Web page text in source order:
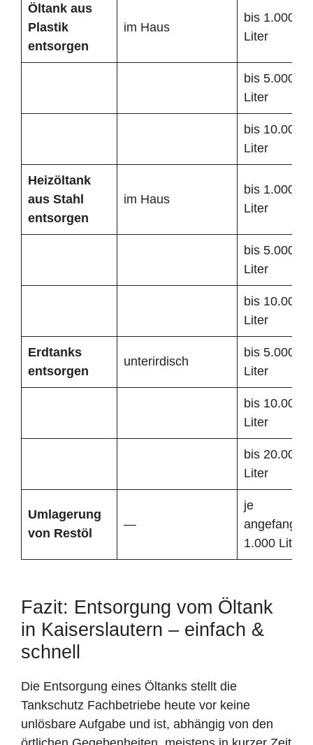
Öltank aus
Plastik
entsorgen
im Haus
bis 1.000
Liter
bis 5.000
Liter
bis 10.000
Liter
Heizöltank
aus Stahl
entsorgen
im Haus
bis 1.000
Liter
bis 5.000
Liter
bis 10.000
Liter
Erdtanks
entsorgen
unterirdisch
bis 5.000
Liter
bis 10.000
Liter
bis 20.000
Liter
Umlagerung
von Restöl
—
je
1.000 Liter
Fazit: Entsorgung vom Öltank
in Kaiserslautern – einfach &
schnell
Die Entsorgung eines Öltanks stellt die
Tankschutz Fachbetriebe heute vor keine
unlösbare Aufgabe und ist, abhängig von den